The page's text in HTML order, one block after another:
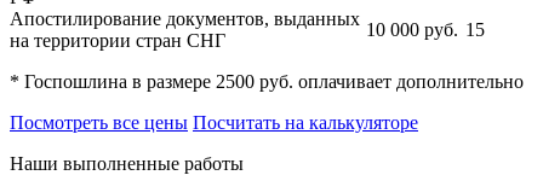
Апостилирование документов, выданных
на территории стран СНГ
10 000 руб. 15
* Госпошлина в размере 2500 руб. оплачивает дополнительно
Посмотреть все цены Посчитать на калькуляторе
Наши выполненные работы